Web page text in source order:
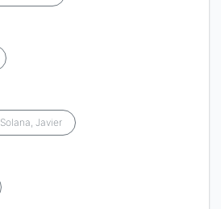
Solana, Javier